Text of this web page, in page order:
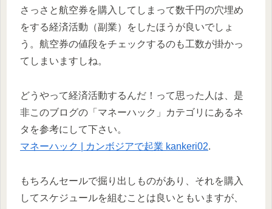
さっさと航空券を購入してしまって数千円の穴埋め
をする経済活動（副業）をしたほうが良いでしょ
う。航空券の値段をチェックするのも工数が掛かっ
てしまいますしね。
どうやって経済活動するんだ！って思った人は、是
非このブログの「マネーハック」カテゴリにあるネ
タを参考にして下さい。
マネーハック | カンボジアで起業 kankeri02.
もちろんセールで掘り出しものがあり、それを購入
してスケジュールを組むことは良いともいますが、